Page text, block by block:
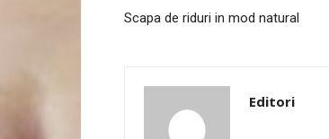
Scapa de riduri in mod natural
Editori